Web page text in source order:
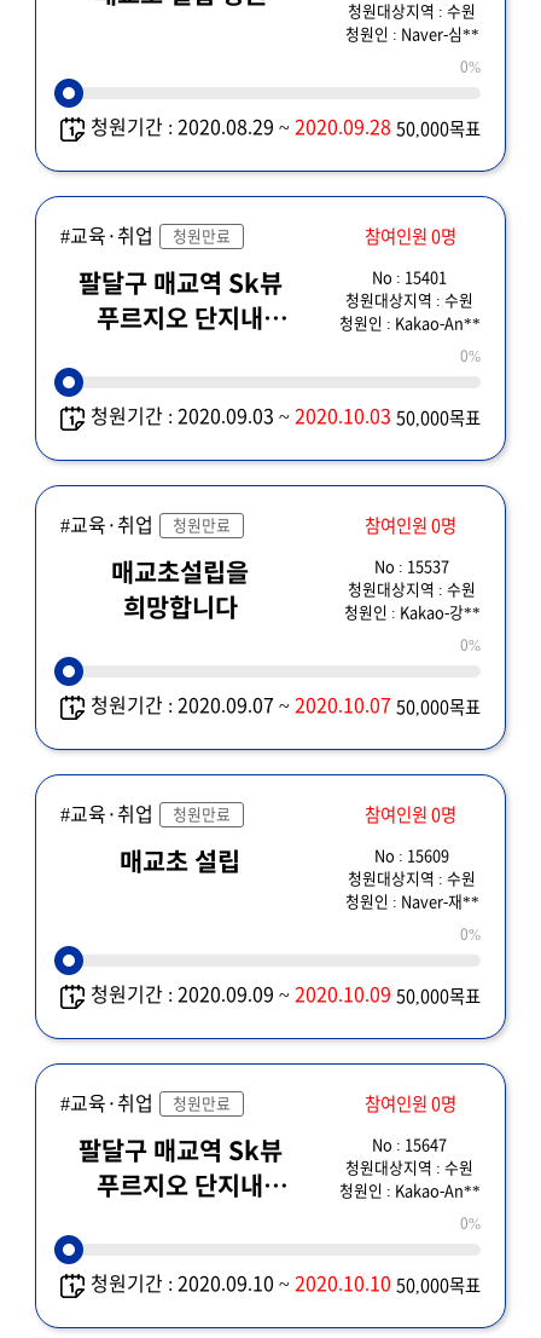
청원대상지역 : 수원
청원인 : Naver-심**
0%
청원기간 : 2020.08.29 ~2020.09.28 50,000목표
#교육·취업 청원만료 참여인원 0명
팔달구 매교역 Sk뷰
푸르지오 단지내
No : 15401
청원대상지역 : 수원
청원인 : Kakao-An**
0%
청원기간 : 2020.09.03 ~2020.10.03 50,000목표
#교육·취업 청원만료 참여인원 0명
매교초설립을
희망합니다
No : 15537
청원대상지역 : 수원
청원인 : Kakao-강**
0%
청원기간 : 2020.09.07 ~2020.10.07 50,000목표
#교육·취업 청원만료 참여인원 0명
매교초 설립
No : 15609
청원대상지역 : 수원
청원인 : Naver-재**
0%
청원기간 : 2020.09.09 ~2020.10.09 50,000목표
#교육·취업 청원만료 참여인원 0명
팔달구 매교역 Sk뷰
푸르지오 단지내
No : 15647
청원대상지역 : 수원
청원인 : Kakao-An**
0%
청원기간 : 2020.09.10 ~2020.10.10 50,000목표